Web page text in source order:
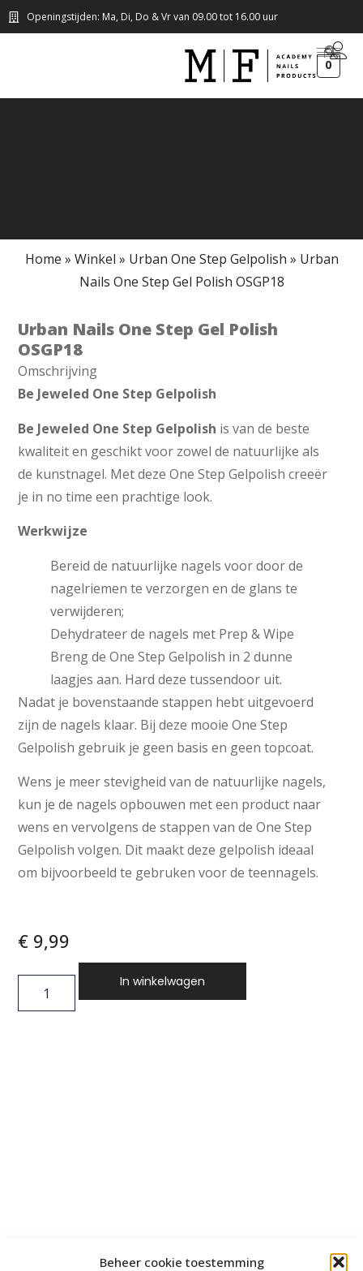
Beheer cookie toestemming
Openingstijden: Ma, Di, Do & Vr van 09.00 tot 16.00 uur
0
Home » Winkel » Urban One Step Gelpolish » Urban
Nails One Step Gel Polish OSGP18
Urban Nails One Step Gel Polish
OSGP18
Omschrijving
Be Jeweled One Step Gelpolish
Be Jeweled One Step Gelpolish is van de beste
kwaliteit en geschikt voor zowel de natuurlijke als
de kunstnagel. Met deze One Step Gelpolish creeër
je in no time een prachtige look.
Werkwijze
Bereid de natuurlijke nagels voor door de
nagelriemen te verzorgen en de glans te
verwijderen;
Dehydrateer de nagels met Prep & Wipe
Breng de One Step Gelpolish in 2 dunne
laagjes aan. Hard deze tussendoor uit.
Nadat je bovenstaande stappen hebt uitgevoerd
zijn de nagels klaar. Bij deze mooie One Step
Gelpolish gebruik je geen basis en geen topcoat.
Wens je meer stevigheid van de natuurlijke nagels,
kun je de nagels opbouwen met een product naar
wens en vervolgens de stappen van de One Step
Gelpolish volgen. Dit maakt deze gelpolish ideaal
om bijvoorbeeld te gebruken voor de teennagels.
€ 9,99
In winkelwagen